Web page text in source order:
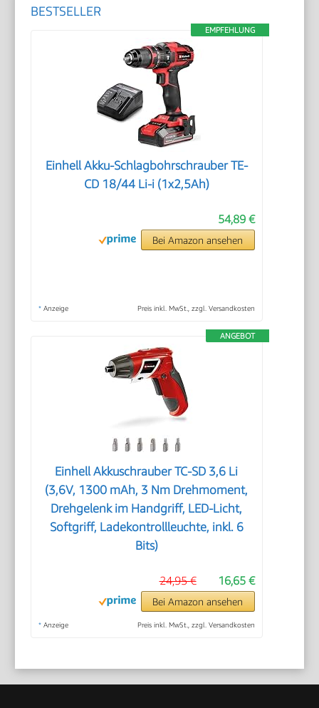
BESTSELLER
EMPFEHLUNG
Einhell Akku-Schlagbohrschrauber TE-
CD 18/44 Li-i (1x2,5Ah)
54,89 €
Bei Amazon ansehen
* Anzeige Preis inkl. MwSt., zzgl. Versandkosten
ANGEBOT
Einhell Akkuschrauber TC-SD 3,6 Li
(3,6V, 1300 mAh, 3 Nm Drehmoment,
Drehgelenk im Handgriff, LED-Licht,
Softgriff, Ladekontrollleuchte, inkl. 6
Bits)
16,65 €
24,95 €
Bei Amazon ansehen
* Anzeige Preis inkl. MwSt., zzgl. Versandkosten